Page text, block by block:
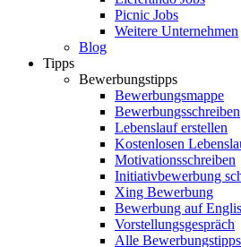
Picnic Jobs
Weitere Unternehmen
Blog
Tipps
Bewerbungstipps
Bewerbungsmappe
Bewerbungsschreiben
Lebenslauf erstellen
Kostenlosen
Motivationsschreiben
Initiativbewerbung
Xing Bewerbung
Bewerbung auf
Vorstellungsgespräch
Alle Bewerbungstipps